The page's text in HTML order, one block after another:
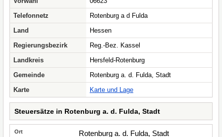
Telefonnetz
Rotenburg a d Fulda
Land
Hessen
Regierungsbezirk
Reg.-Bez. Kassel
Landkreis
Hersfeld-Rotenburg
Gemeinde
Rotenburg a. d. Fulda, Stadt
Karte
Karte und Lage
Steuersätze in Rotenburg a. d. Fulda, Stadt
Rotenburg a. d. Fulda, Stadt